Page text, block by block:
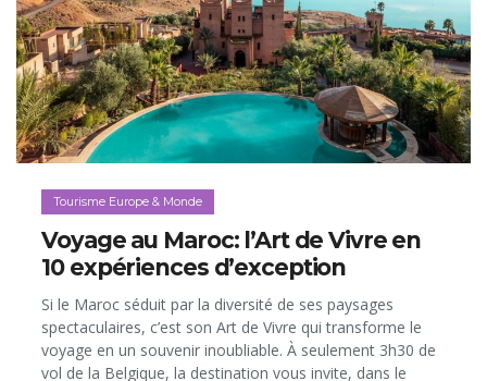
Tourisme Europe & Monde
Voyage au Maroc: l’Art de Vivre en
10 expériences d’exception
Si le Maroc séduit par la diversité de ses paysages
spectaculaires, c’est son Art de Vivre qui transforme le
voyage en un souvenir inoubliable. À seulement 3h30 de
vol de la Belgique, la destination vous invite, dans le